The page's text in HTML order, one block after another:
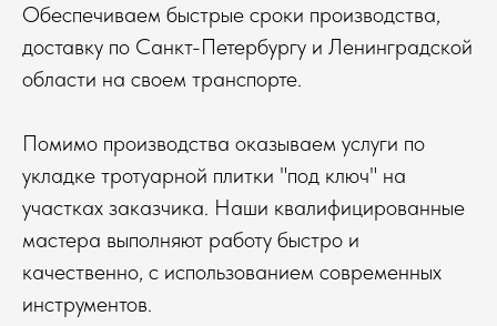
Обеспечиваем быстрые сроки производства,
доставку по Санкт-Петербургу и Ленинградской
области на своем транспорте.
Помимо производства оказываем услуги по
укладке тротуарной плитки "под ключ" на
участках заказчика. Наши квалифицированные
мастера выполняют работу быстро и
качественно, с использованием современных
инструментов.